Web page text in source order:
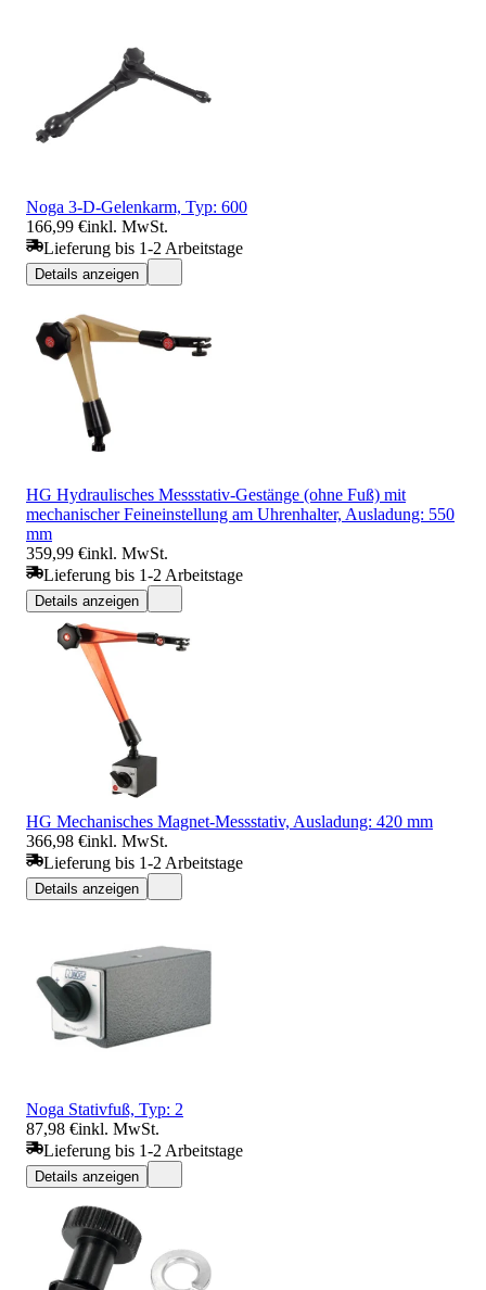
Noga 3-D-Gelenkarm, Typ: 600
166,99 €inkl. MwSt.
Lieferung bis 1-2 Arbeitstage
Details anzeigen
HG Hydraulisches Messstativ-Gestänge (ohne Fuß) mit
mechanischer Feineinstellung am Uhrenhalter, Ausladung: 550
mm
359,99 €inkl. MwSt.
Lieferung bis 1-2 Arbeitstage
Details anzeigen
HG Mechanisches Magnet-Messstativ, Ausladung: 420 mm
366,98 €inkl. MwSt.
Lieferung bis 1-2 Arbeitstage
Details anzeigen
Noga Stativfuß, Typ: 2
87,98 €inkl. MwSt.
Lieferung bis 1-2 Arbeitstage
Details anzeigen